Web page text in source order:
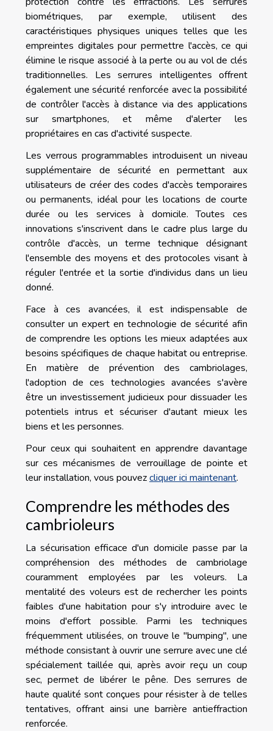
biométriques, par exemple, utilisent des
caractéristiques physiques uniques telles que les
empreintes digitales pour permettre l'accès, ce qui
élimine le risque associé à la perte ou au vol de clés
traditionnelles. Les serrures intelligentes offrent
également une sécurité renforcée avec la possibilité
de contrôler l'accès à distance via des applications
sur smartphones, et même d'alerter les
propriétaires en cas d'activité suspecte.
Les verrous programmables introduisent un niveau
supplémentaire de sécurité en permettant aux
utilisateurs de créer des codes d'accès temporaires
ou permanents, idéal pour les locations de courte
durée ou les services à domicile. Toutes ces
innovations s'inscrivent dans le cadre plus large du
contrôle d'accès, un terme technique désignant
l'ensemble des moyens et des protocoles visant à
réguler l'entrée et la sortie d'individus dans un lieu
donné.
Face à ces avancées, il est indispensable de
consulter un expert en technologie de sécurité afin
de comprendre les options les mieux adaptées aux
besoins spécifiques de chaque habitat ou entreprise.
En matière de prévention des cambriolages,
l'adoption de ces technologies avancées s'avère
être un investissement judicieux pour dissuader les
potentiels intrus et sécuriser d'autant mieux les
biens et les personnes.
Pour ceux qui souhaitent en apprendre davantage
sur ces mécanismes de verrouillage de pointe et
leur installation, vous pouvezcliquer ici maintenant.
Comprendre les méthodes des
cambrioleurs
La sécurisation efficace d'un domicile passe par la
compréhension des méthodes de cambriolage
couramment employées par les voleurs. La
mentalité des voleurs est de rechercher les points
faibles d'une habitation pour s'y introduire avec le
moins d'effort possible. Parmi les techniques
fréquemment utilisées, on trouve le "bumping", une
méthode consistant à ouvrir une serrure avec une clé
spécialement taillée qui, après avoir reçu un coup
sec, permet de libérer le pêne. Des serrures de
haute qualité sont conçues pour résister à de telles
tentatives, offrant ainsi une barrière antieffraction
renforcée.